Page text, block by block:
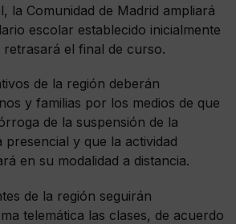
la Comunidad de Madrid ampliará
escolar establecido inicialmente
el final de curso.
de la región deberán
y familias por los medios de que
de la suspensión de la
presencial y que la actividad
en su modalidad a distancia.
de la región seguirán
telemática las clases, de acuerdo